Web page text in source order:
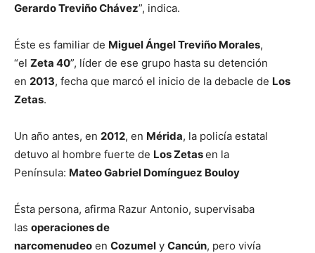
Gerardo Treviño Chávez”, indica.
Éste es familiar de Miguel Ángel Treviño Morales,
“el Zeta 40”, líder de ese grupo hasta su detención
en 2013, fecha que marcó el inicio de la debacle de Los
Zetas.
Un año antes, en 2012, en Mérida, la policía estatal
detuvo al hombre fuerte de Los Zetasen la
Península: Mateo Gabriel Domínguez Bouloy
Ésta persona, afirma Razur Antonio, supervisaba
las operaciones de
narcomenudeo en Cozumel y Cancún, pero vivía